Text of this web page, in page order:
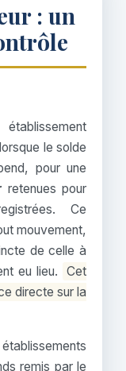
: un
le solde
pour une
retenues pour
Ce
mouvement,
de celle à
eu lieu.
Cet
directe sur la
remis par le